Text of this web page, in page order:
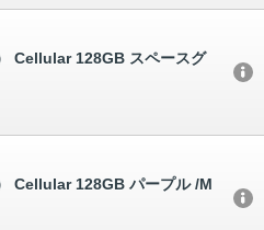
Cellular 128GB スペースグ
Cellular 128GB パープル /M